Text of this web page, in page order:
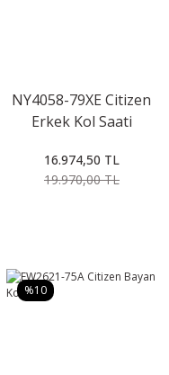
NY4058-79XE Citizen
Erkek Kol Saati
16.974,50 TL
19.970,00 TL
%10